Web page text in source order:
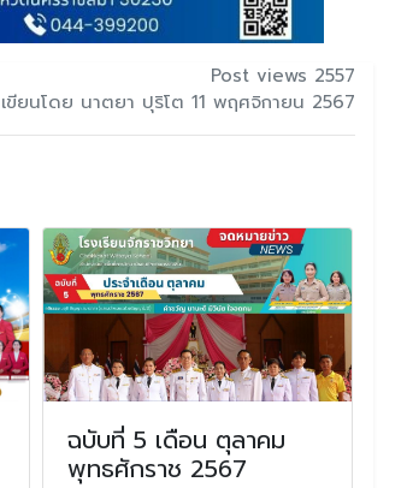
Post views 2557
เขียนโดย นาตยา ปุริโต 11 พฤศจิกายน 2567
ฉบับที่ 5 เดือน ตุลาคม
พุทธศักราช 2567